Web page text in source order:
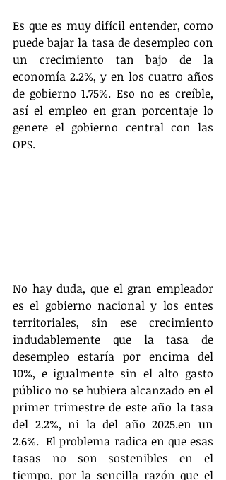
Es que es muy difícil entender, como
puede bajar la tasa de desempleo con
un crecimiento tan bajo de la
economía 2.2%, y en los cuatro años
de gobierno 1.75%. Eso no es creíble,
así el empleo en gran porcentaje lo
genere el gobierno central con las
OPS.
No hay duda, que el gran empleador
es el gobierno nacional y los entes
territoriales, sin ese crecimiento
indudablemente que la tasa de
desempleo estaría por encima del
10%, e igualmente sin el alto gasto
público no se hubiera alcanzado en el
primer trimestre de este año la tasa
del 2.2%, ni la del año 2025.en un
2.6%.  El problema radica en que esas
tasas no son sostenibles en el
tiempo, por la sencilla razón que el